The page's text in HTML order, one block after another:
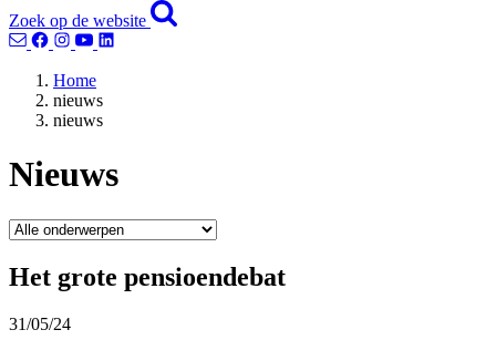
Zoek op de website
Home
nieuws
nieuws
Nieuws
Het grote pensioendebat
31/05/24